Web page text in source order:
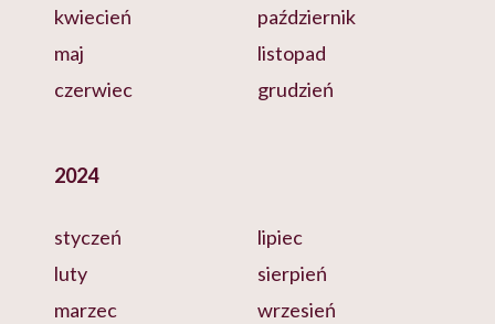
kwiecień
maj
czerwiec
październik
listopad
grudzień
2024
styczeń
luty
marzec
lipiec
sierpień
wrzesień